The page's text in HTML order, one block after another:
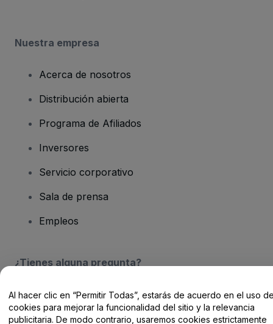
Nuestra empresa
Acerca de nosotros
Distribución abierta
Programa de Afiliados
Inversores
Servicio corporativo
Sala de prensa
Empleos
¿Tienes alguna pregunta?
Centro de Ayuda / Contacto
Al hacer clic en “Permitir Todas”, estarás de acuerdo en el uso
cookies para mejorar la funcionalidad del sitio y la relevancia
publicitaria. De modo contrario, usaremos cookies estrictamente